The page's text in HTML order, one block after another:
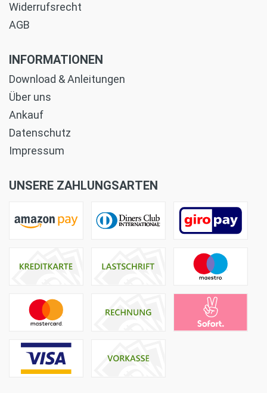
Widerrufsrecht
AGB
INFORMATIONEN
Download & Anleitungen
Über uns
Ankauf
Datenschutz
Impressum
UNSERE ZAHLUNGSARTEN